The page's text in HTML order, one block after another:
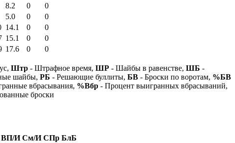
8.2 0
0
5.0 0
0
14.1 0
0
15.1 0
0
17.6 0
0
Штр - Штрафное время, ШР - Шайбы в равенстве, ШБ -
шайбы, РБ - Решающие буллиты, БВ - Броски по воротам, %БВ
вбрасывания, %Вбр - Процент выигранных вбрасываний,
броски
ВП/И См/И СПр БлБ